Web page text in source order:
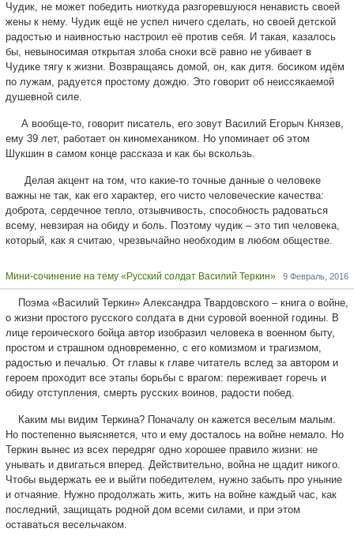
Чудик, не может победить ниоткуда разгоревшуюся ненависть своей
жены к нему. Чудик ещё не успел ничего сделать, но своей детской
радостью и наивностью настроил её против себя. И такая, казалось
бы, невыносимая открытая злоба снохи всё равно не убивает в
Чудике тягу к жизни. Возвращаясь домой, он, как дитя. босиком идём
по лужам, радуется простому дождю. Это говорит об неиссякаемой
душевной силе.
А вообще-то, говорит писатель, его зовут Василий Егорыч Князев,
ему 39 лет, работает он киномехаником. Но упоминает об этом
Шукшин в самом конце рассказа и как бы вскользь.
Делая акцент на том, что какие-то точные данные о человеке
важны не так, как его характер, его чисто человеческие качества:
доброта, сердечное тепло, отзывчивость, способность радоваться
всему, невзирая на обиду и боль. Поэтому чудик – это тип человека,
который, как я считаю, чрезвычайно необходим в любом обществе.
9 Февраль, 2016
Мини-сочинение на тему «Русский солдат Василий Теркин»
Поэма «Василий Теркин» Александра Твардовского – книга о войне,
о жизни простого русского солдата в дни суровой военной годины. В
лице героического бойца автор изобразил человека в военном быту,
простом и страшном одновременно, с его комизмом и трагизмом,
радостью и печалью. От главы к главе читатель вслед за автором и
героем проходит все этапы борьбы с врагом: переживает горечь и
обиду отступления, смерть русских воинов, радости побед.
Каким мы видим Теркина? Поначалу он кажется веселым малым.
Но постепенно выясняется, что и ему досталось на войне немало. Но
Теркин вынес из всех передряг одно хорошее правило жизни: не
унывать и двигаться вперед. Действительно, война не щадит никого.
Чтобы выдержать ее и выйти победителем, нужно забыть про уныние
и отчаяние. Нужно продолжать жить, жить на войне каждый час, как
последний, защищать родной дом всеми силами, и при этом
оставаться весельчаком.